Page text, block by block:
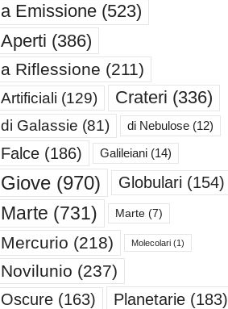
a Emissione(523)
Aperti (386)
a Riflessione (211)
Artificiali (129) Crateri (336)
di Galassie (81) di Nebulose(12)
Falce(186) Galileiani(14)
Giove(970) Globulari (154)
Marte (731) Marte(7)
Mercurio (218) Molecolari(1)
Novilunio (237)
Oscure(163) Planetarie(183)